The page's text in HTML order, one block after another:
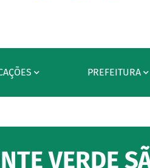
PREFEITURA
VERDE